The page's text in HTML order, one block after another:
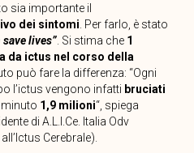
sia importante il
dei sintomi . Per farlo, è stato
lives”. Si stima che 1
da ictus nel corso della
può fare la differenza: “Ogni
l’ictus vengono infatti bruciati
minuto 1,9 milioni“, spiega
di A.L.I.Ce. Italia Odv
Cerebrale).